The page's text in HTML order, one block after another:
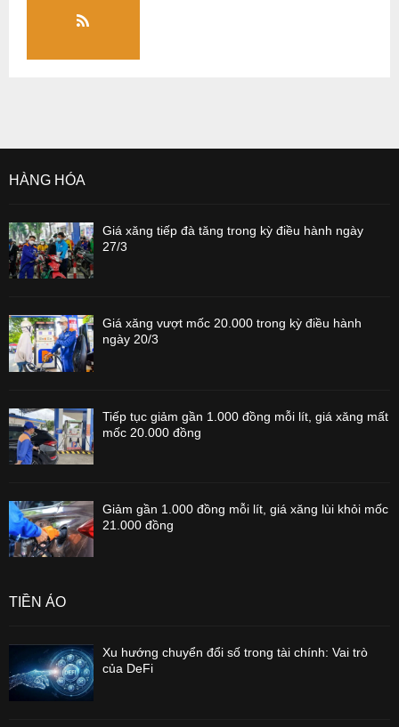
HÀNG HÓA
Giá xăng tiếp đà tăng trong kỳ điều hành ngày
27/3
Giá xăng vượt mốc 20.000 trong kỳ điều hành
ngày 20/3
Tiếp tục giảm gần 1.000 đồng mỗi lít, giá xăng mất
mốc 20.000 đồng
Giảm gần 1.000 đồng mỗi lít, giá xăng lùi khỏi mốc
21.000 đồng
TIỀN ẢO
Xu hướng chuyển đổi số trong tài chính: Vai trò
của DeFi